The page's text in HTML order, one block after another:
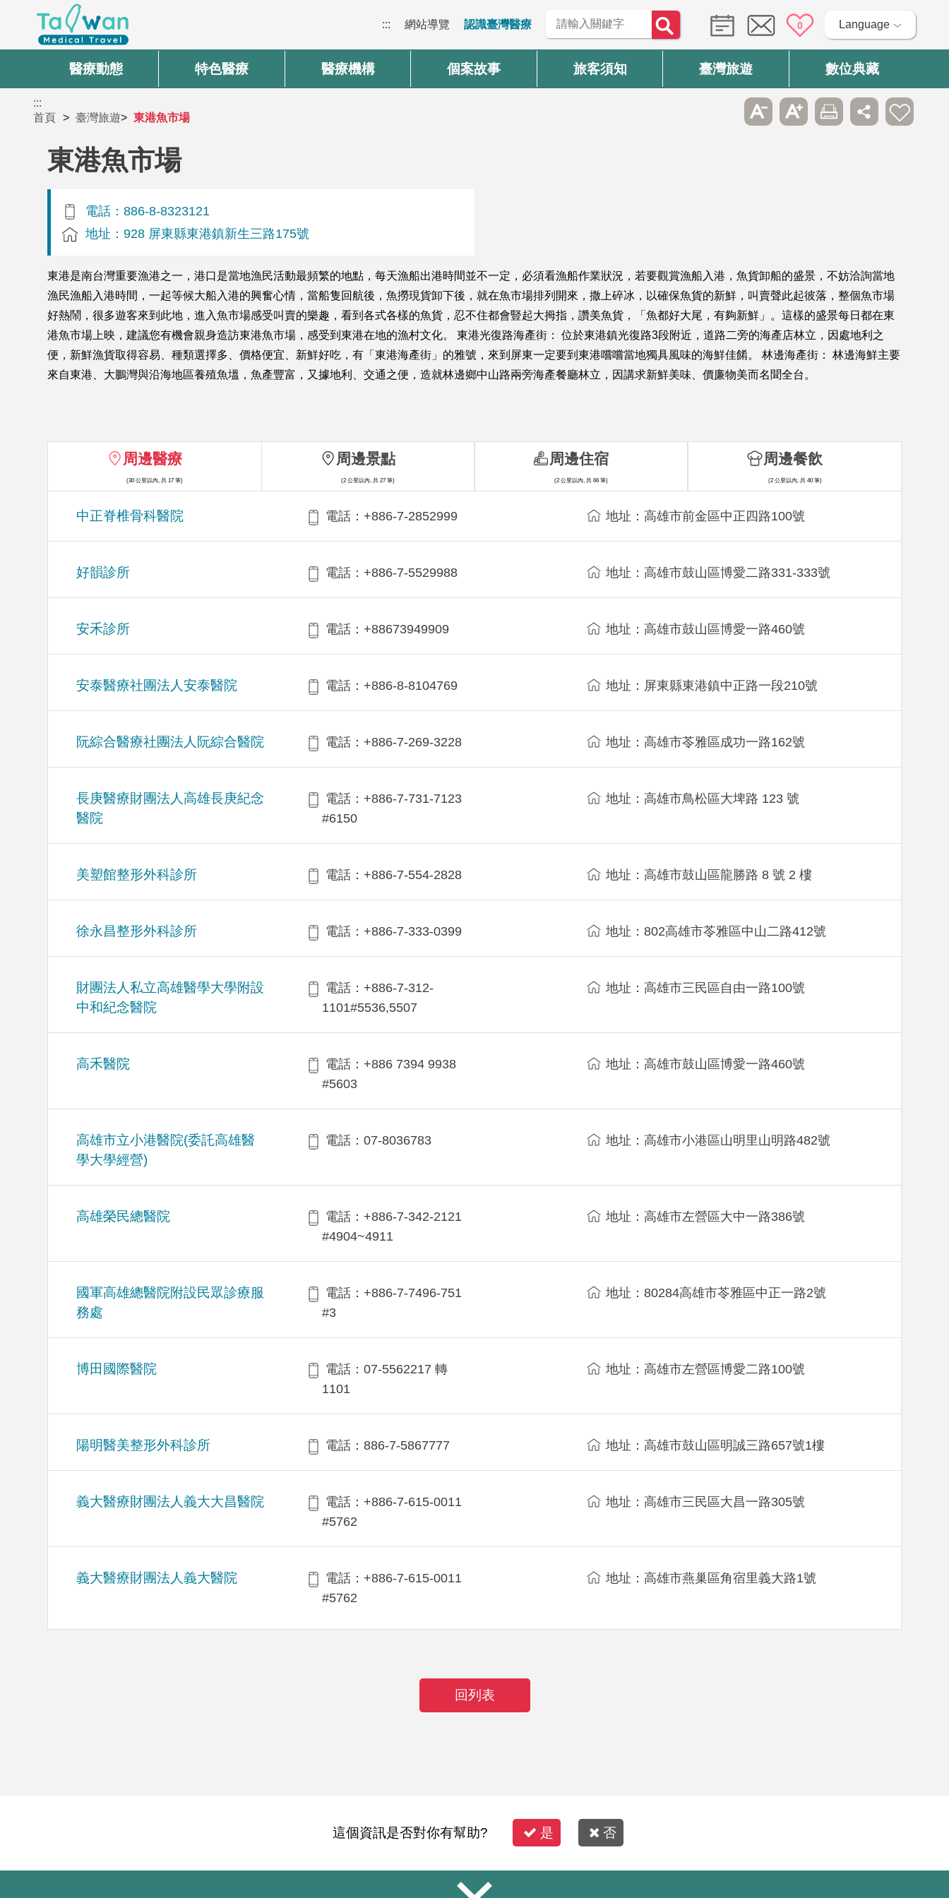
::: 網站導覽 認識臺灣醫療 0 Language
醫療動態 特色醫療 醫療機構 個案故事 旅客須知 臺灣旅遊 數位典藏
:::
首頁
臺灣旅遊 東港魚市場
東港魚市場
電話：886-8-8323121
地址：928 屏東縣東港鎮新生三路175號
東港是南台灣重要漁港之一，港口是當地漁民活動最頻繁的地點，每天漁船出港時間並不一定，必須看漁船作業狀況，若要觀賞漁船入港，魚貨卸船的盛景，不妨洽詢當地
漁民漁船入港時間，一起等候大船入港的興奮心情，當船隻回航後，魚撈現貨卸下後，就在魚市場排列開來，撒上碎冰，以確保魚貨的新鮮，叫賣聲此起彼落，整個魚市場
好熱鬧，很多遊客來到此地，進入魚市場感受叫賣的樂趣，看到各式各樣的魚貨，忍不住都會豎起大拇指，讚美魚貨，「魚都好大尾，有夠新鮮」。這樣的盛景每日都在東
港魚市場上映，建議您有機會親身造訪東港魚市場，感受到東港在地的漁村文化。 東港光復路海產街： 位於東港鎮光復路3段附近，道路二旁的海產店林立，因處地利之
便，新鮮漁貨取得容易、種類選擇多、價格便宜、新鮮好吃，有「東港海產街」的雅號，來到屏東一定要到東港嚐嚐當地獨具風味的海鮮佳餚。 林邊海產街： 林邊海鮮主要
來自東港、大鵬灣與沿海地區養殖魚塭，魚產豐富，又據地利、交通之便，造就林邊鄉中山路兩旁海產餐廳林立，因講求新鮮美味、價廉物美而名聞全台。
周邊醫療
(30 公里以內, 共 17 筆)
中正脊椎骨科醫院 電話：+886-7-2852999 地址：高雄市前金區中正四路100號
好韻診所 電話：+886-7-5529988 地址：高雄市鼓山區博愛二路331-333號
安禾診所 電話：+88673949909 地址：高雄市鼓山區博愛一路460號
安泰醫療社團法人安泰醫院 電話：+886-8-8104769 地址：屏東縣東港鎮中正路一段210號
阮綜合醫療社團法人阮綜合醫院 電話：+886-7-269-3228 地址：高雄市苓雅區成功一路162號
長庚醫療財團法人高雄長庚紀念
醫院
電話：+886-7-731-7123
#6150
地址：高雄市鳥松區大埤路 123 號
美塑館整形外科診所 電話：+886-7-554-2828 地址：高雄市鼓山區龍勝路 8 號 2 樓
徐永昌整形外科診所 電話：+886-7-333-0399 地址：802高雄市苓雅區中山二路412號
財團法人私立高雄醫學大學附設
中和紀念醫院
電話：+886-7-312-
1101#5536,5507
地址：高雄市三民區自由一路100號
高禾醫院
電話：+886 7394 9938
#5603
地址：高雄市鼓山區博愛一路460號
高雄市立小港醫院(委託高雄醫
學大學經營)
電話：07-8036783 地址：高雄市小港區山明里山明路482號
高雄榮民總醫院
電話：+886-7-342-2121
#4904~4911
地址：高雄市左營區大中一路386號
國軍高雄總醫院附設民眾診療服
務處
電話：+886-7-7496-751
#3
地址：80284高雄市苓雅區中正一路2號
博田國際醫院
電話：07-5562217 轉
1101
地址：高雄市左營區博愛二路100號
陽明醫美整形外科診所 電話：886-7-5867777 地址：高雄市鼓山區明誠三路657號1樓
義大醫療財團法人義大大昌醫院
電話：+886-7-615-0011
#5762
地址：高雄市三民區大昌一路305號
義大醫療財團法人義大醫院
電話：+886-7-615-0011
#5762
地址：高雄市燕巢區角宿里義大路1號
周邊景點
(2 公里以內, 共 27 筆)
周邊住宿
(2 公里以內, 共 66 筆)
周邊餐飲
(2 公里以內, 共 40 筆)
回列表
這個資訊是否對你有幫助? 是 否